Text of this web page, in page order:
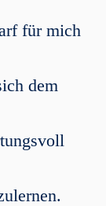
für mich
dem